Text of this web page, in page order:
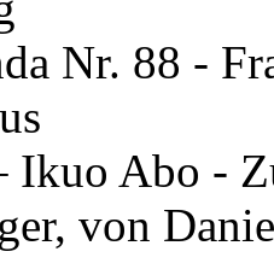
Nr. 88 -
Ikuo Abo -
von